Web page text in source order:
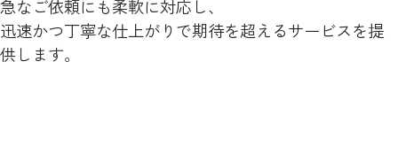
急なご依頼にも柔軟に対応し、
迅速かつ丁寧な仕上がりで期待を超えるサービスを提
供します。